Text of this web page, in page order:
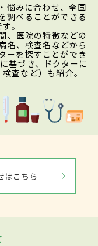
悩みに合わせ、全国
調べることができる
。
、医院の特徴などの
名、検査名などから
ーを探すことができ
基づき、ドクターに
査など）も紹介。
はこちら